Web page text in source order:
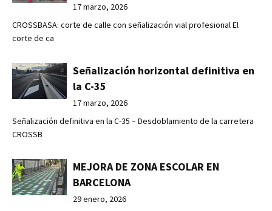
17 marzo, 2026
CROSSBASA: corte de calle con señalización vial profesional El
corte de ca
Señalización horizontal definitiva en
la C-35
17 marzo, 2026
Señalización definitiva en la C-35 – Desdoblamiento de la carretera
CROSSB
MEJORA DE ZONA ESCOLAR EN
BARCELONA
29 enero, 2026